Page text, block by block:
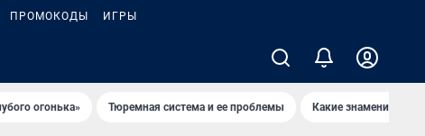
ПРОМОКОДЫ ИГРЫ
огонька» Тюремная система и ее проблемы Какие знаменитости